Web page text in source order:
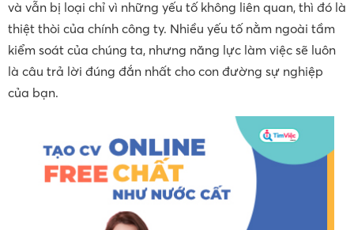
và vẫn bị loại chỉ vì những yếu tố không liên quan, thì đó là
thiệt thòi của chính công ty. Nhiều yếu tố nằm ngoài tầm
kiểm soát của chúng ta, nhưng năng lực làm việc sẽ luôn
là câu trả lời đúng đắn nhất cho con đường sự nghiệp
của bạn.